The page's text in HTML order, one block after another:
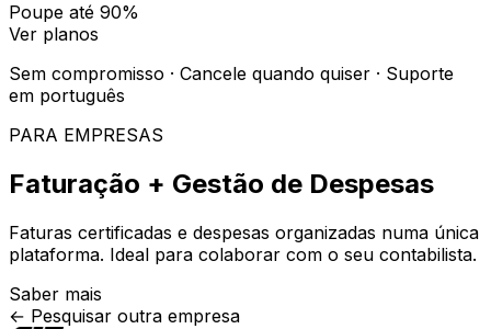
Poupe até 90%
Ver planos
Sem compromisso · Cancele quando quiser · Suporte
em português
PARA EMPRESAS
Faturação + Gestão de Despesas
Faturas certificadas e despesas organizadas numa única
plataforma. Ideal para colaborar com o seu contabilista.
Saber mais
← Pesquisar outra empresa